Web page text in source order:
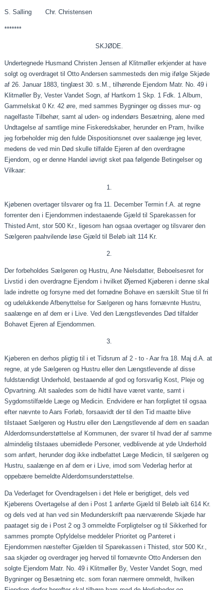
S. Salling Chr. Christensen
*******
SKJØDE.
Undertegnede Husmand Christen Jensen af Klitmøllererkjender at have
solgt og overdraget til Otto Andersen sammesteds den mig ifølge Skjøde
af 26.Januar 1883, tinglæst 30.s.M ., tilhørende Ejendom Matr. No. 49 i
Klitmøller By, Vester Vandet Sogn, af Hartkorn 1 Skp. 1 Fdk. 1 Album,
Gammelskat 0 Kr. 42 øre, med sammes Bygninger og disses mur- og
nagelfaste Tilbehør, samt al uden- og indendørs Besætning, alene med
Undtagelse af samtlige mine Fiskeredskaber, herunder en Pram, hvilke
jeg forbeholder mig den fulde Dispositionsnet oversaalænge jeg lever,
medens de ved min Død skulle tilfalde Ejeren af den overdragne
Ejendom, og er denne Handeliøvrigt sketpaafølgende Betingelser og
Vilkaar:
1.
Kjøbenen overtagertilsvarer og fra 11. December Terminf.A. at regne
forrenter den i Ejendommenindestaaende Gjæld til Sparekassen for
Thisted Amt, stor 500 Kr., ligesom han ogsaa overtager ogtilsvarer den
Sælgerenpaahvilende løseGjæld til Beløbialt 114 Kr.
2.
Der forbeholdes Sælgeren og Hustru, Ane Nielsdatter, Beboelsesret for
Livstid i den overdragne Ejendom i hvilket Øjemed Kjøberen i denne skal
lade indrette og forsyne med detfornødne Bohave en særskilt Stue til fri
og udelukkende Afbenyttelse for Sælgeren og hans fornævnte Hustru,
saalænge en af dem er i Live. Ved den Længstlevendes Død tilfalder
Bohavet Ejeren af Ejendommen.
3.
Kjøberen en derhos pligtig til i et Tidsrum af 2 - to -Aar fra 18. Maj d.A. at
regne, at yde Sælgeren og Hustru eller den Længstlevende af disse
fuldstændigt Underhold, bestaaende af god og forsvarlig Kost, Pleje og
Opvartning. Altsaaledes som de hidtil have været vante, samt i
Sygdomstilfælde Læge og Medicin. Endvidere er han forpligtet til ogsaa
efter nævnte to Aars Forløb,forsaavidt der til den Tidmaatte blive
tilstaaet Sælgeren og Hustru eller den Længstlevende af dem en saadan
Alderdomsunderstøttelse af Kommunen, der svarer til hvad der af samme
almindeligtilstaaes ubemidlede Personer, vedblivende at yde Underhold
som anført, herunder dog ikke indbefattet Læge Medicin, til sælgeren og
Hustru,saalænge en af dem er i Live, imod som Vederlag herfor at
oppebære bemeldte Alderdomsunderstøttelse.
Da Vederlaget forOvendragelsen i det Hele er berigtiget, dels ved
Kjøberens Overtagelse af den i Post 1 anførteGjæld til Beløbialt 614 Kr.
og dels ved at han ved sin Medunderskriftpaanærværende Skjøde har
paataget sig de i Post 2 og 3 ommeldte Forpligtelser og til Sikkerhed for
sammes prompte Opfyldelse meddeler Prioritet og Panteret i
Ejendommen næstefterGjælden til Sparekassen i Thisted, stor 500 Kr.,
saaskjøder og overdrager jeg herved til fornævnte Otto Andersen den
solgte Ejendom Matr. No. 49 i Klitmøller By, Vester Vandet Sogn, med
Bygninger og Besætning etc. som foran nærmere ommeldt, hvilken